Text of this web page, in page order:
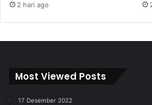
2 hari ago
Most Viewed Posts
17 Desember 2022